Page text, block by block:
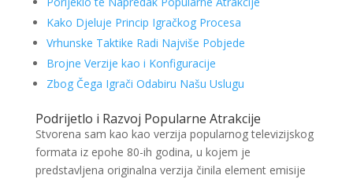
Kako Djeluje Princip Igračkog Procesa
Vrhunske Taktike Radi Najviše Pobjede
Brojne Verzije kao i Konfiguracije
Zbog Čega Igrači Odabiru Našu Uslugu
Podrijetlo i Razvoj Popularne Atrakcije
Stvorena sam kao kao verzija popularnog televizijskog
formata iz epohe 80-ih godina, u kojem je
predstavljena originalna verzija činila element emisije